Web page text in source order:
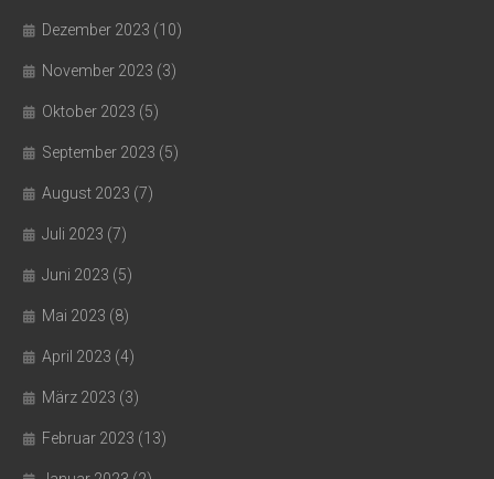
Dezember 2023 (10)
November 2023 (3)
Oktober 2023 (5)
September 2023 (5)
August 2023 (7)
Juli 2023 (7)
Juni 2023 (5)
Mai 2023 (8)
April 2023 (4)
März 2023 (3)
Februar 2023 (13)